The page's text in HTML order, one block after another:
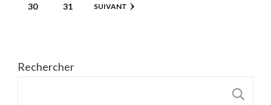
publications
PAGE
30 PAGE
31 SUIVANT
Rechercher